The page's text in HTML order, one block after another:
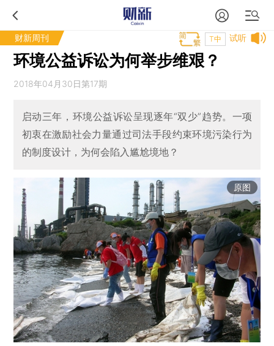
财新周刊 试听
T中
环境公益诉讼为何举步维艰？
2018年04月30日第17期
启动三年，环境公益诉讼呈现逐年“双少”趋势。一项
初衷在激励社会力量通过司法手段约束环境污染行为
的制度设计，为何会陷入尴尬境地？
原图